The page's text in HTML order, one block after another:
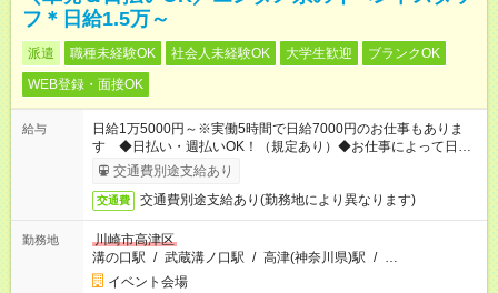
フ＊日給1.5万～
派遣 職種未経験OK 社会人未経験OK 大学生歓迎
ブランクOK
WEB登録・面接OK
給与
日給1万5000円～※実働5時間で日給7000円のお仕事もありま
す ◆日払い・週払いOK！（規定あり）◆お仕事によって日給も
異なります
交通費別途支給あり
交通費 交通費別途支給あり(勤務地により異なります)
勤務地
川崎市高津区
溝の口駅 / 武蔵溝ノ口駅 / 高津(神奈川県)駅 / …
イベント会場